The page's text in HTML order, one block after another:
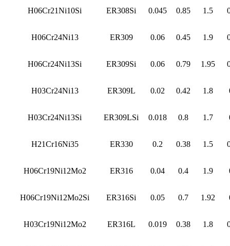
H06Cr21Ni10Si ER308Si 0.045 0.85 1.5
H06Cr24Ni13 ER309 0.06 0.45 1.9
H06Cr24Ni13Si ER309Si 0.06 0.79 1.95
H03Cr24Ni13 ER309L 0.02 0.42 1.8
H03Cr24Ni13Si ER309LSi 0.018 0.8 1.7
H21Cr16Ni35 ER330 0.2 0.38 1.5
H06Cr19Ni12Mo2 ER316 0.04 0.4 1.9
H06Cr19Ni12Mo2Si ER316Si 0.05 0.7 1.92
H03Cr19Ni12Mo2 ER316L 0.019 0.38 1.8